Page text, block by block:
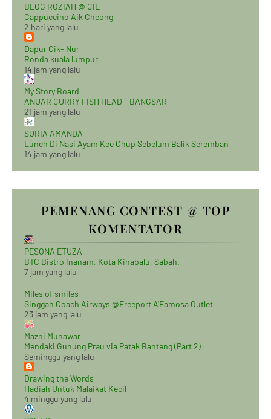
BLOG ROZIAH @ CIE
Cappuccino Aik Cheong
2 hari yang lalu
Dapur Cik- Nur
Ronda kuala lumpur
14 jam yang lalu
My Story Board
ANUAR CURRY FISH HEAD - BANGSAR
21 jam yang lalu
SURIA AMANDA
Lunch Di Nasi Ayam Kee Chup Sebelum Balik Seremban
14 jam yang lalu
PEMENANG CONTEST @ TOP
KOMENTATOR
PESONA ETUZA
BTC Bistro Inanam, Kota Kinabalu, Sabah.
7 jam yang lalu
Miles of smiles
Singgah Coach Airways @Freeport A'Famosa Outlet
23 jam yang lalu
Mazni Munawar
Mendaki Gunung Prau via Patak Banteng (Part 2)
Seminggu yang lalu
Drawing the Words
Hadiah Untuk Malaikat Kecil
4 minggu yang lalu